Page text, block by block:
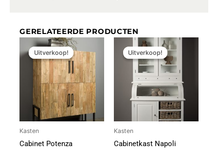
GERELATEERDE PRODUCTEN
Uitverkoop!
Uitverkoop!
Kasten
Cabinet Potenza
Oorspronkelijke
prijs
was:
€1.849,00.
Huidige
prijs
is:
€1.500,00.
Uitverkoop!
Uitverkoop!
Kasten
Cabinetkast Napoli
Oorspronkelijke
prijs
was:
€1.589,00.
Huidige
prijs
is:
€1.354,00.